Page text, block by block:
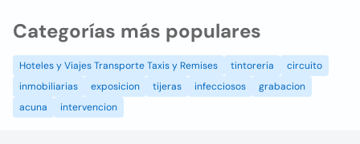
Categorías más populares
Hoteles y Viajes Transporte Taxis y Remises tintoreria
circuito
inmobiliarias
exposicion tijeras infecciosos
grabacion
acuna
intervencion